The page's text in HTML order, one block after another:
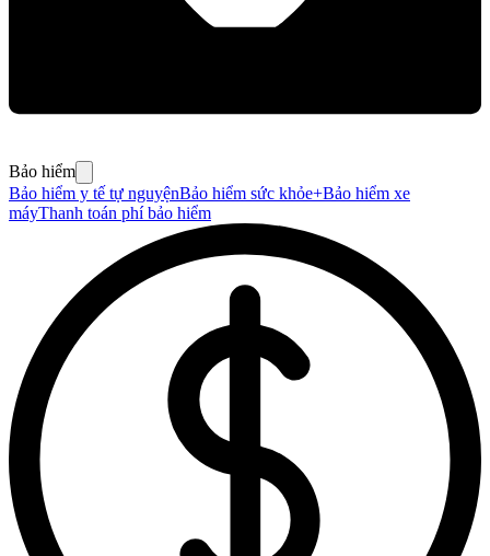
Bảo hiểm
Bảo hiểm y tế tự nguyệnBảo hiểm sức khỏe+Bảo hiểm xe
máyThanh toán phí bảo hiểm